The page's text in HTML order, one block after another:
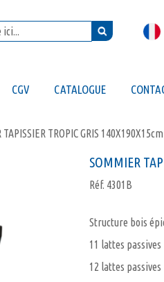
CGV CATALOGUE
TROPIC GRIS 140X190X15cm
SOMMIER
Réf. 4301B
Structure bois
11 lattes
12 lattes